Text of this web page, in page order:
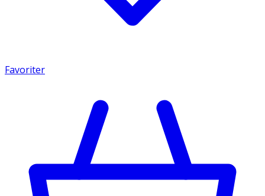
Favoriter